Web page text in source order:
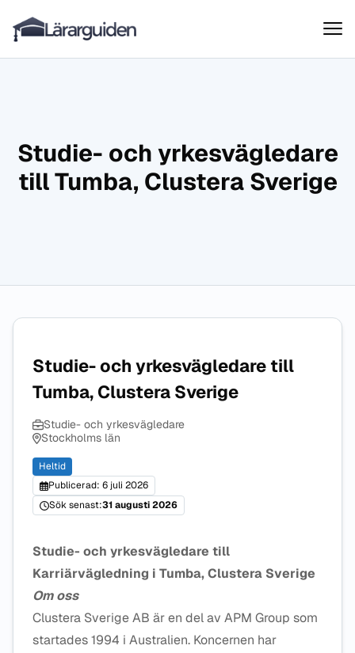
Hoppa till innehåll
Lärarguiden
Studie- och yrkesvägledare
till Tumba, Clustera Sverige
Studie- och yrkesvägledare till
Tumba, Clustera Sverige
Studie- och yrkesvägledare
Stockholms län
Heltid
Publicerad: 6 juli 2026
Sök senast:31 augusti 2026
Studie- och yrkesvägledare till
Karriärvägledning i Tumba, Clustera Sverige
Om oss
Clustera Sverige AB är en del av APM Group som
startades 1994 i Australien. Koncernen har